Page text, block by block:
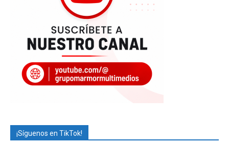
¡Síguenos en TikTok!